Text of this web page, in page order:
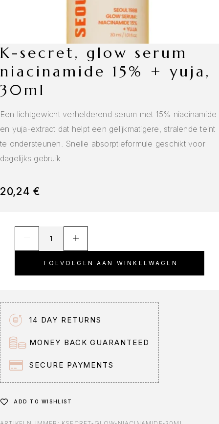
k-secret, glow serum
niacinamide 15% + yuja,
30ml
Een lichtgewicht verhelderend serum met 15% niacinamide
en yuja-extract dat helpt een gelijkmatigere, stralende teint
te ondersteunen. Snelle absorptieformule geschikt voor
dagelijks gebruik.
20,24 €
TOEVOEGEN AAN WINKELWAGEN
a
t
i
v
e
:
14 DAY RETURNS
MONEY BACK GUARANTEED
SECURE PAYMENTS
ADD TO WISHLIST